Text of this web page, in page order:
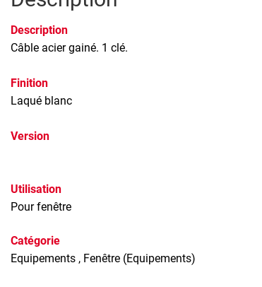
Description
Câble acier gainé. 1 clé.
Finition
Laqué blanc
Version
Utilisation
Pour fenêtre
Catégorie
Equipements , Fenêtre (Equipements)